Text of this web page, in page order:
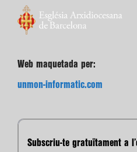
Web maquetada per:
unmon-informatic.com
Subscriu-te gratuïtament a